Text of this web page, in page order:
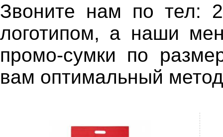
Звоните нам по тел:
логотипом, а наши
промо-сумки по
вам оптимальный